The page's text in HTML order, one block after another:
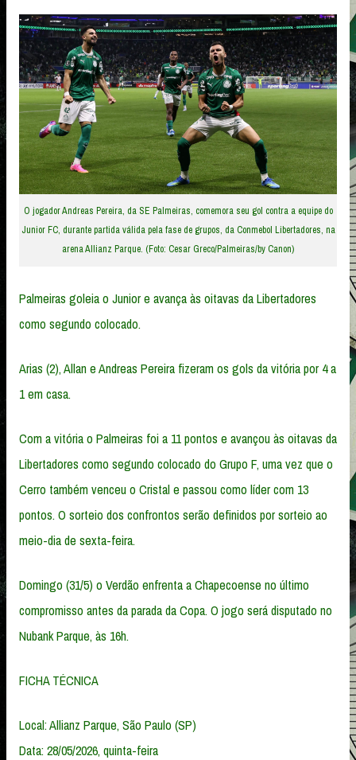
O jogador Andreas Pereira, da SE Palmeiras, comemora seu gol contra a equipe do
Junior FC, durante partida válida pela fase de grupos, da Conmebol Libertadores, na
arena Allianz Parque. (Foto: Cesar Greco/Palmeiras/by Canon)
Palmeiras goleia o Junior e avança às oitavas da Libertadores
como segundo colocado.
Arias (2), Allan e Andreas Pereira fizeram os gols da vitória por 4 a
1 em casa.
Com a vitória o Palmeiras foi a 11 pontos e avançou às oitavas da
Libertadores como segundo colocado do Grupo F, uma vez que o
Cerro também venceu o Cristal e passou como líder com 13
pontos. O sorteio dos confrontos serão definidos por sorteio ao
meio-dia de sexta-feira.
Domingo (31/5) o Verdão enfrenta a Chapecoense no último
compromisso antes da parada da Copa. O jogo será disputado no
Nubank Parque, às 16h.
FICHA TÉCNICA
Local: Allianz Parque, São Paulo (SP)
Data: 28/05/2026, quinta-feira